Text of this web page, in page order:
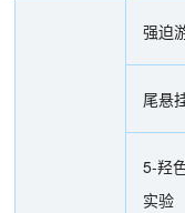
强迫
尾悬
5-羟
实验